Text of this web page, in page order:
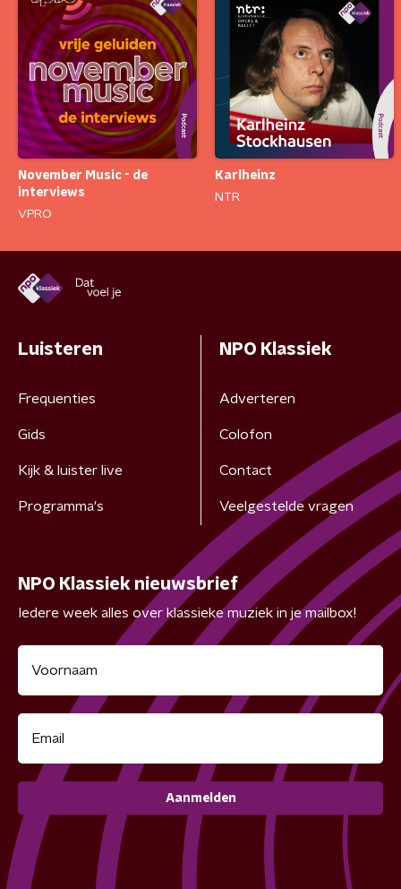
November Music - de
interviews
VPRO
Karlheinz
NTR
Luisteren
Frequenties
Gids
Kijk & luister live
Programma's
NPO Klassiek
Adverteren
Colofon
Contact
Veelgestelde vragen
NPO Klassiek nieuwsbrief
Iedere week alles over klassieke muziek in je mailbox!
Aanmelden